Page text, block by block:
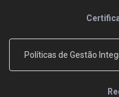
Políticas de Gestão